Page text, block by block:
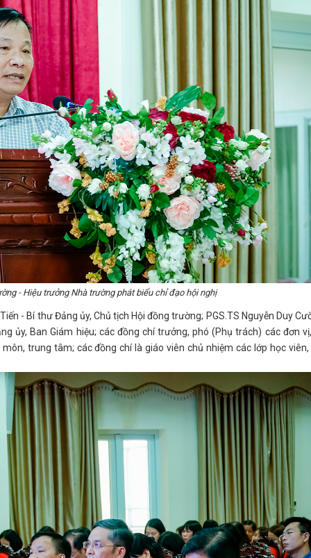
- Hiệu trưởng Nhà trường phát biểu chỉ đạo hội nghị
- Bí thư Đảng ủy, Chủ tịch Hội đồng trường; PGS.TS Nguyễn Duy
ủy, Ban Giám hiệu; các đồng chí trưởng, phó (Phụ trách) các đơn
trung tâm; các đồng chí là giáo viên chủ nhiệm các lớp học viên,